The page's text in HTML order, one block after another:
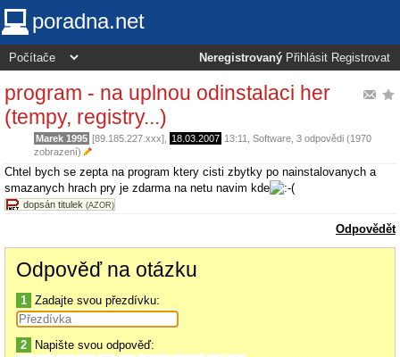
poradna.net
Neregistrovaný Přihlásit Registrovat
program - na uplnou odinstalaci her
(tempy, registry...)
Marek 1995 [89.185.227.xxx], 18.03.2007 13:11 Software , 3 odpovědi (1970
zobrazení)
Chtel bych se zepta na program ktery cisti zbytky po nainstalovanych a
smazanych hrach pry je zdarma na netu navim kde
dopsán titulek (AZOR)
Odpovědět
Odpověď na otázku
1 Zadajte svou přezdívku:
2 Napište svou odpověď: